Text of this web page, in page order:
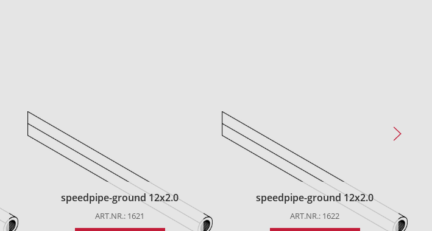
speedpipe-ground 12x2.0
ART.NR.: 1621
speedpipe-ground 12x2.0
ART.NR.: 1622